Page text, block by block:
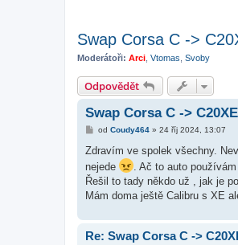
Swap Corsa C ->
Moderátoři: Arci Vtomas Svoby
Odpovědět
Swap Corsa C -> C20XE
P
í
p
ě
v
e
od Coudy464» 24 říj 2024, 13:07
Zdravím ve spolek všechny.
nejede
. Ač to auto
Řešil to tady někdo už , jak je
Mám doma ještě Calibru s XE
Re: Swap Corsa C ->